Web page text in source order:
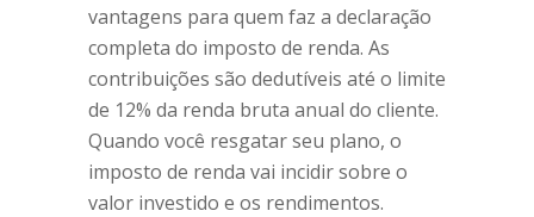
vantagens para quem faz a declaração
completa do imposto de renda. As
contribuições são dedutíveis até o limite
de 12% da renda bruta anual do cliente.
Quando você resgatar seu plano, o
imposto de renda vai incidir sobre o
valor investido e os rendimentos.